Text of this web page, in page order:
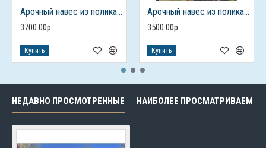
Арочный навес из поликарбоната
3700.00р.
Купить
Арочный навес из поликарбоната
3500.00р.
Купить
НЕДАВНО ПРОСМОТРЕННЫЕ НАИБОЛЕЕ ПРОСМАТРИВАЕМЫЕ